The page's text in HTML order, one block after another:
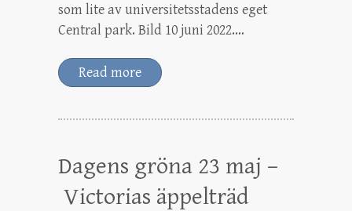
som lite av universitetsstadens eget
Central park. Bild 10 juni 2022.…
Read more
Dagens gröna 23 maj –
Victorias äppelträd